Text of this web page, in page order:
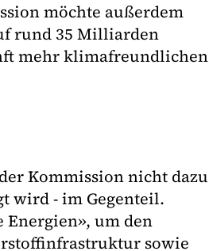
möchte außerdem
rund 35 Milliarden
mehr klimafreundlichen
Kommission nicht dazu
wird - im Gegenteil.
um den
sowie